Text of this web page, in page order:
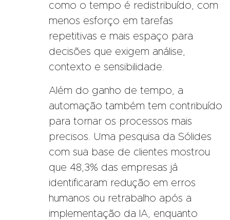
como o tempo é redistribuído, com
menos esforço em tarefas
repetitivas e mais espaço para
decisões que exigem análise,
contexto e sensibilidade.
Além do ganho de tempo, a
automação também tem contribuído
para tornar os processos mais
precisos. Uma pesquisa da Sólides
com sua base de clientes mostrou
que 48,3% das empresas já
identificaram redução em erros
humanos ou retrabalho após a
implementação da IA, enquanto